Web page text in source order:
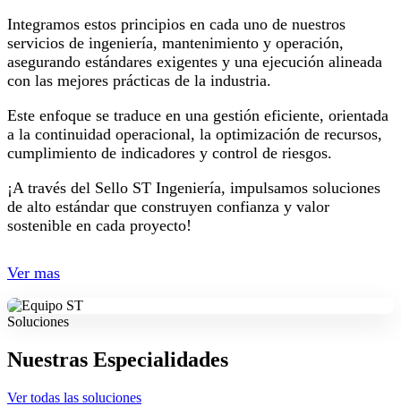
Integramos estos principios en cada uno de nuestros
servicios de ingeniería, mantenimiento y operación,
asegurando estándares exigentes y una ejecución alineada
con las mejores prácticas de la industria.
Este enfoque se traduce en una gestión eficiente, orientada
a la continuidad operacional, la optimización de recursos,
cumplimiento de indicadores y control de riesgos.
¡A través del Sello ST Ingeniería, impulsamos soluciones
de alto estándar que construyen confianza y valor
sostenible en cada proyecto!
Ver mas
Soluciones
Nuestras Especialidades
Ver todas las soluciones